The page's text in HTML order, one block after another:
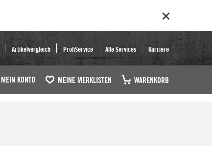
Artikelvergleich ProfiService Alle Services Karriere
MEIN KONTO MEINE MERKLISTEN WARENKORB